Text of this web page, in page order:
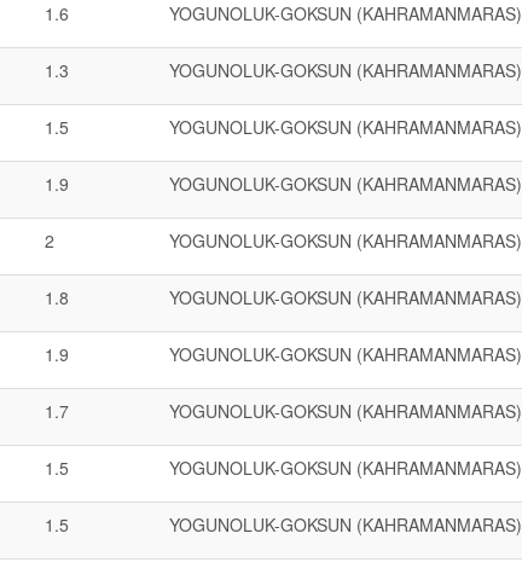
1.6 YOGUNOLUK-GOKSUN (KAHRAMANMARAS)
1.3 YOGUNOLUK-GOKSUN (KAHRAMANMARAS)
1.5 YOGUNOLUK-GOKSUN (KAHRAMANMARAS)
1.9 YOGUNOLUK-GOKSUN (KAHRAMANMARAS)
2 YOGUNOLUK-GOKSUN (KAHRAMANMARAS)
1.8 YOGUNOLUK-GOKSUN (KAHRAMANMARAS)
1.9 YOGUNOLUK-GOKSUN (KAHRAMANMARAS)
1.7 YOGUNOLUK-GOKSUN (KAHRAMANMARAS)
1.5 YOGUNOLUK-GOKSUN (KAHRAMANMARAS)
1.5 YOGUNOLUK-GOKSUN (KAHRAMANMARAS)